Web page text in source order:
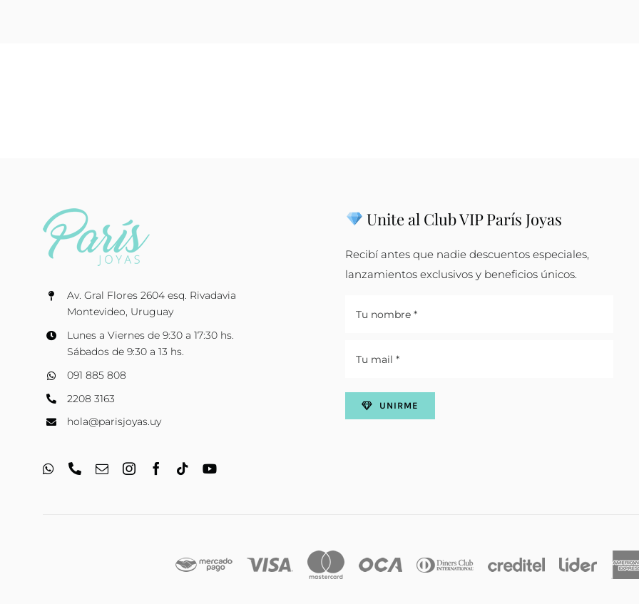
Av. Gral Flores 2604 esq. Rivadavia
Montevideo, Uruguay
Lunes a Viernes de 9:30 a 17:30 hs.
Sábados de 9:30 a 13 hs.
091 885 808
2208 3163
hola@parisjoyas.uy
Unite al Club VIP París Joyas
Recibí antes que nadie descuentos especiales,
lanzamientos exclusivos y beneficios únicos.
UNIRME